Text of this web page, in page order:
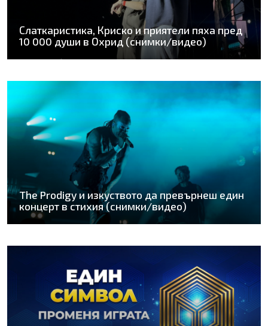
Слаткаристика, Криско и приятели пяха пред
10 000 души в Охрид (снимки/видео)
The Prodigy и изкуството да превърнеш един
концерт в стихия (снимки/видео)